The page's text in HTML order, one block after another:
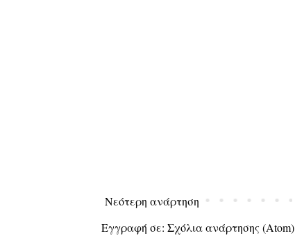
Νεότερη ανάρτηση
Εγγραφή σε: Σχόλια ανάρτησης (Atom)